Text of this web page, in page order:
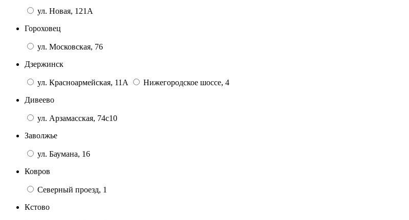
ул. Новая, 121А
Гороховец
ул. Московская, 76
Дзержинск
ул. Красноармейская, 11А
Нижегородское шоссе, 4
Дивеево
ул. Арзамасская, 74с10
Заволжье
ул. Баумана, 16
Ковров
Северный проезд, 1
Кстово